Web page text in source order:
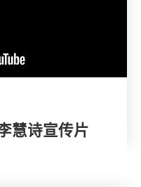
慧诗宣传片